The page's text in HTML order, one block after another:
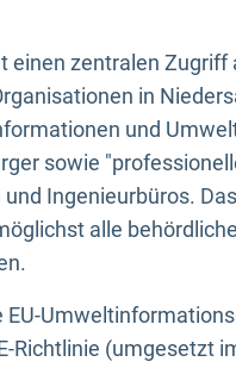
einen zentralen
in
und
sowie
Ingenieurbüros.
alle
EU-
Richtlinie (umgesetzt